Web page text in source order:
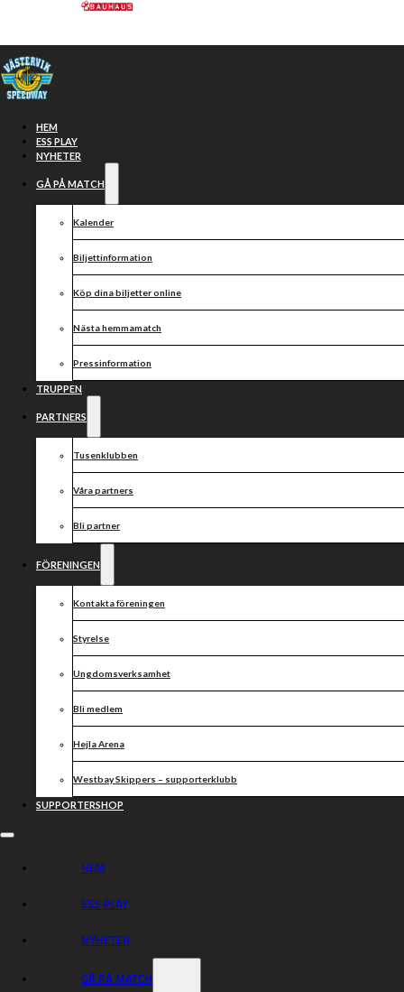
Hoppa till huvudinnehållHoppa till sidfot
HEM
ESS PLAY
NYHETER
GÅ PÅ MATCH
Kalender
Biljettinformation
Köp dina biljetter online
Nästa hemmamatch
Pressinformation
TRUPPEN
PARTNERS
Tusenklubben
Våra partners
Bli partner
FÖRENINGEN
Kontakta föreningen
Styrelse
Ungdomsverksamhet
Bli medlem
Hejla Arena
Westbay Skippers – supporterklubb
SUPPORTERSHOP
HEM
ESS PLAY
NYHETER
GÅ PÅ MATCH
Startsjuan till
onsdagens
hemmaderby
mot Dackarna